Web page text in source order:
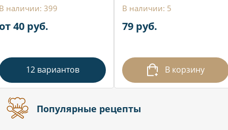
наличии: 399
40 руб.
12 вариантов
В наличии: 5
79 руб.
В корзину
Популярные рецепты